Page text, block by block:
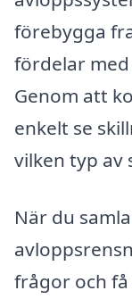
förebygga
fördelar
Genom att
enkelt se
vilken typ av
När du
frågor och